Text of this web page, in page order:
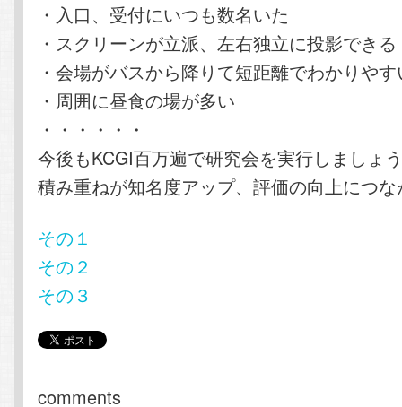
・入口、受付にいつも数名いた
・スクリーンが立派、左右独立に投影できる
・会場がバスから降りて短距離でわかりやす
・周囲に昼食の場が多い
・・・・・・
今後もKCGI百万遍で研究会を実行しましょ
積み重ねが知名度アップ、評価の向上につ
その１
その２
その３
comments